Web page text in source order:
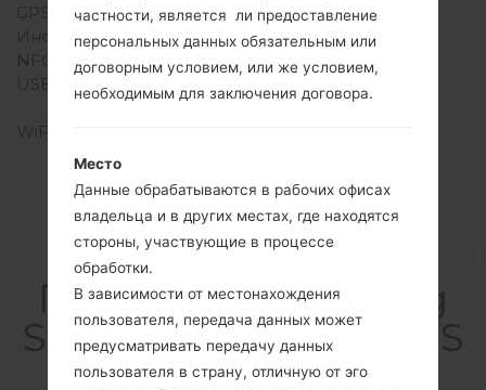
GPS
GLONASS, BDS
Инфракрасный порт
Есть
NFC
Нет
USB
USB Host
WiFi
hotspot
ПрошивкиSamsung
SM-T805KGalaxy Tab S
10.5
частности, является ли предоставление
персональных данных обязательным или
договорным условием, или же условием,
необходимым для заключения договора.
Место
Данные обрабатываются в рабочих офисах
владельца и в других местах, где находятся
стороны, участвующие в процессе
обработки.
В зависимости от местонахождения
пользователя, передача данных может
предусматривать передачу данных
пользователя в страну, отличную от эго